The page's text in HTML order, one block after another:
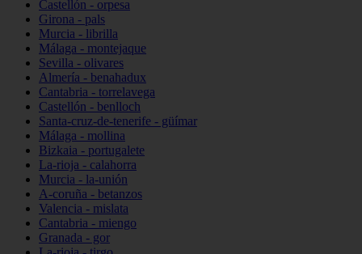
Castellón - orpesa
Girona - pals
Murcia - librilla
Málaga - montejaque
Sevilla - olivares
Almería - benahadux
Cantabria - torrelavega
Castellón - benlloch
Santa-cruz-de-tenerife - güímar
Málaga - mollina
Bizkaia - portugalete
La-rioja - calahorra
Murcia - la-unión
A-coruña - betanzos
Valencia - mislata
Cantabria - miengo
Granada - gor